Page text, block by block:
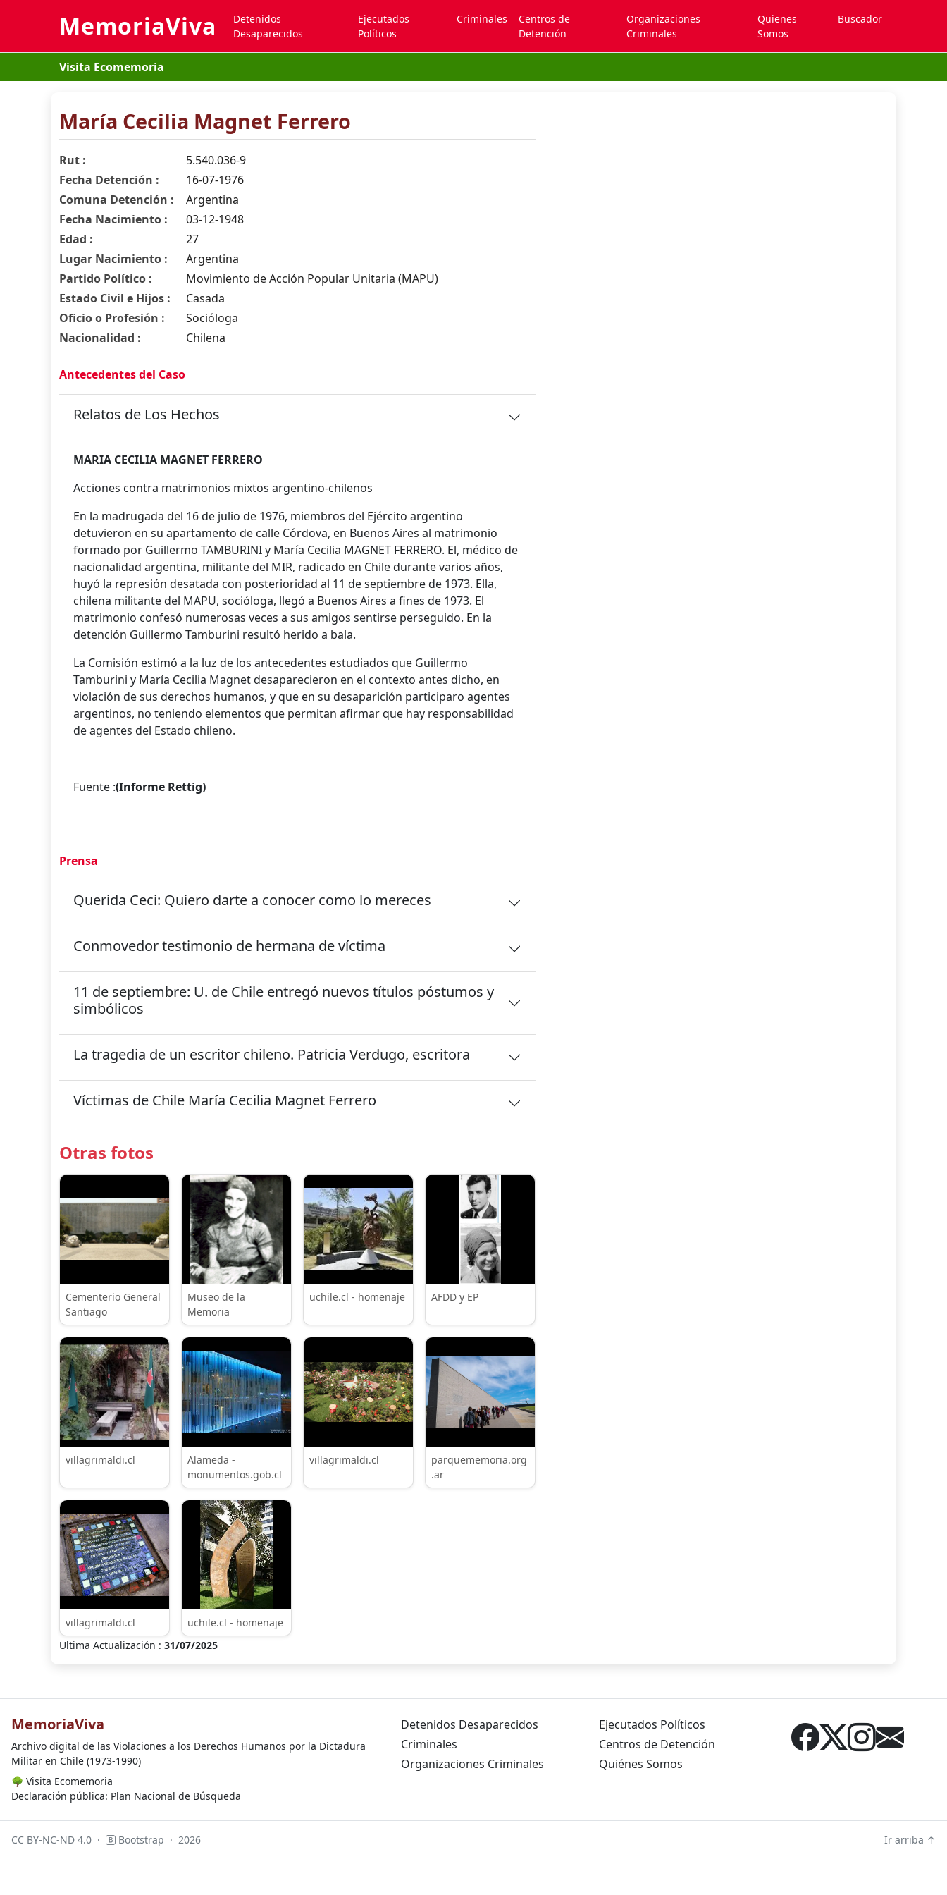
MemoriaViva
Detenidos
Desaparecidos
Ejecutados
Políticos
Criminales
Centros de
Detención
Organizaciones
Criminales
Quienes
Somos
Buscador
Visita Ecomemoria
María Cecilia Magnet Ferrero
Rut :
5.540.036-9
Fecha Detención :
16-07-1976
Comuna Detención :
Argentina
Fecha Nacimiento :
03-12-1948
Edad :
27
Lugar Nacimiento :
Argentina
Partido Político :
Movimiento de Acción Popular Unitaria (MAPU)
Estado Civil e Hijos :
Casada
Oficio o Profesión :
Socióloga
Nacionalidad :
Chilena
Antecedentes del Caso
Relatos de Los Hechos
MARIA CECILIA MAGNET FERRERO
Acciones contra matrimonios mixtos argentino-chilenos
En la madrugada del 16 de julio de 1976, miembros del Ejército argentino
detuvieron en su apartamento de calle Córdova, en Buenos Aires al matrimonio
formado por Guillermo TAMBURINI y María Cecilia MAGNET FERRERO. El, médico de
nacionalidad argentina, militante del MIR, radicado en Chile durante varios años,
huyó la represión desatada con posterioridad al 11 de septiembre de 1973. Ella,
chilena militante del MAPU, socióloga, llegó a Buenos Aires a fines de 1973. El
matrimonio confesó numerosas veces a sus amigos sentirse perseguido. En la
detención Guillermo Tamburini resultó herido a bala.
La Comisión estimó a la luz de los antecedentes estudiados que Guillermo
Tamburini y María Cecilia Magnet desaparecieron en el contexto antes dicho, en
violación de sus derechos humanos, y que en su desaparición participaro agentes
argentinos, no teniendo elementos que permitan afirmar que hay responsabilidad
de agentes del Estado chileno.
Fuente :(Informe Rettig)
Prensa
Querida Ceci: Quiero darte a conocer como lo mereces
Conmovedor testimonio de hermana de víctima
11 de septiembre: U. de Chile entregó nuevos títulos póstumos y
simbólicos
La tragedia de un escritor chileno. Patricia Verdugo, escritora
Víctimas de Chile María Cecilia Magnet Ferrero
Otras fotos
Cementerio General
Santiago
Museo de la
Memoria
uchile.cl - homenaje AFDD y EP
villagrimaldi.cl
Alameda -
monumentos.gob.cl
villagrimaldi.cl
parquememoria.org
.ar
villagrimaldi.cl
uchile.cl - homenaje
Ultima Actualización : 31/07/2025
MemoriaViva
Archivo digital de las Violaciones a los Derechos Humanos por la Dictadura
Militar en Chile (1973-1990)
🌳 Visita Ecomemoria
Declaración pública: Plan Nacional de Búsqueda
Detenidos Desaparecidos
Ejecutados Políticos
Criminales
Centros de Detención
Organizaciones Criminales
Quiénes Somos
CC BY-NC-ND 4.0 · Bootstrap · 2026 Ir arriba ↑